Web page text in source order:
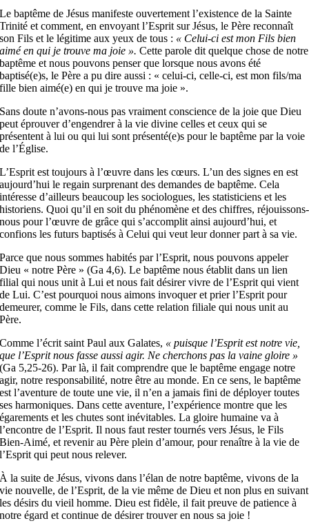
Le baptême de Jésus manifeste ouvertement l’existence de la Sainte
Trinité et comment, en envoyant l’Esprit sur Jésus, le Père reconnaît
son Fils et le légitime aux yeux de tous : « Celui-ci est mon Fils bien
aimé en qui je trouve ma joie ». Cette parole dit quelque chose de notre
baptême et nous pouvons penser que lorsque nous avons été
baptisé(e)s, le Père a pu dire aussi : « celui-ci, celle-ci, est mon fils/ma
fille bien aimé(e) en qui je trouve ma joie ».
Sans doute n’avons-nous pas vraiment conscience de la joie que Dieu
peut éprouver d’engendrer à la vie divine celles et ceux qui se
présentent à lui ou qui lui sont présenté(e)s pour le baptême par la voie
de l’Église.
L’Esprit est toujours à l’œuvre dans les cœurs. L’un des signes en est
aujourd’hui le regain surprenant des demandes de baptême. Cela
intéresse d’ailleurs beaucoup les sociologues, les statisticiens et les
historiens. Quoi qu’il en soit du phénomène et des chiffres, réjouissons-
nous pour l’œuvre de grâce qui s’accomplit ainsi aujourd’hui, et
confions les futurs baptisés à Celui qui veut leur donner part à sa vie.
Parce que nous sommes habités par l’Esprit, nous pouvons appeler
Dieu « notre Père » (Ga 4,6). Le baptême nous établit dans un lien
filial qui nous unit à Lui et nous fait désirer vivre de l’Esprit qui vient
de Lui. C’est pourquoi nous aimons invoquer et prier l’Esprit pour
demeurer, comme le Fils, dans cette relation filiale qui nous unit au
Père.
Comme l’écrit saint Paul aux Galates, « puisque l’Esprit est notre vie,
que l’Esprit nous fasse aussi agir. Ne cherchons pas la vaine gloire »
(Ga 5,25-26). Par là, il fait comprendre que le baptême engage notre
agir, notre responsabilité, notre être au monde. En ce sens, le baptême
est l’aventure de toute une vie, il n’en a jamais fini de déployer toutes
ses harmoniques. Dans cette aventure, l’expérience montre que les
égarements et les chutes sont inévitables. La gloire humaine va à
l’encontre de l’Esprit. Il nous faut rester tournés vers Jésus, le Fils
Bien-Aimé, et revenir au Père plein d’amour, pour renaître à la vie de
l’Esprit qui peut nous relever.
À la suite de Jésus, vivons dans l’élan de notre baptême, vivons de la
vie nouvelle, de l’Esprit, de la vie même de Dieu et non plus en suivant
les désirs du vieil homme. Dieu est fidèle, il fait preuve de patience à
notre égard et continue de désirer trouver en nous sa joie !